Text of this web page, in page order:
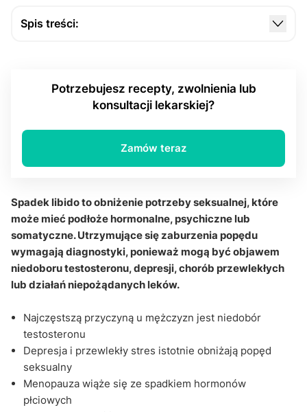
Spis treści:
Czy menopauza i zaburzenia hormonalne wpływają
na popęd seksualny?
Czy depresja, stres i leki mogą obniżać libido?
Czy choroby przewlekłe sprzyjają obniżeniu
Q&A
Potrzebujesz recepty, zwolnienia lub
konsultacji lekarskiej?
Zamów teraz
Spadek libido to obniżenie potrzeby seksualnej, które
może mieć podłoże hormonalne, psychiczne lub
somatyczne. Utrzymujące się zaburzenia popędu
wymagają diagnostyki, ponieważ mogą być objawem
niedoboru testosteronu, depresji, chorób przewlekłych
lub działań niepożądanych leków.
Najczęstszą przyczyną u mężczyzn jest niedobór
testosteronu
Depresja i przewlekły stres istotnie obniżają popęd
seksualny
Menopauza wiąże się ze spadkiem hormonów
płciowych